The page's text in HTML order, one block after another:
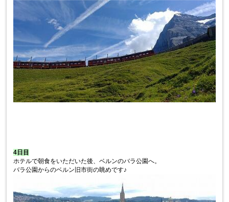
4日目
ホテルで朝食をいただいた後、ベルンのバラ公園へ。
バラ公園からのベルン旧市街の眺めです♪